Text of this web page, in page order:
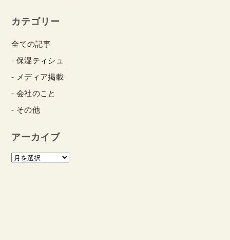
カテゴリー
全ての記事
保湿ティシュ
メディア掲載
会社のこと
その他
アーカイブ